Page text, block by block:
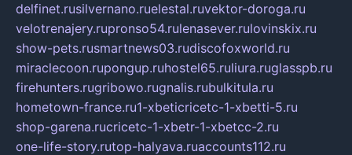
delfinet.rusilvernano.ruelestal.ruvektor-doroga.ru
velotrenajery.rupronso54.rulenasever.rulovinskix.ru
show-pets.rusmartnews03.rudiscofoxworld.ru
miraclecoon.rupongup.ruhostel65.ruliura.ruglasspb.ru
firehunters.rugribowo.rugnalis.rubulkitula.ru
hometown-france.ru1-xbeticricetc-1-xbetti-5.ru
shop-garena.rucricetc-1-xbetr-1-xbetcc-2.ru
one-life-story.rutop-halyava.ruaccounts112.ru